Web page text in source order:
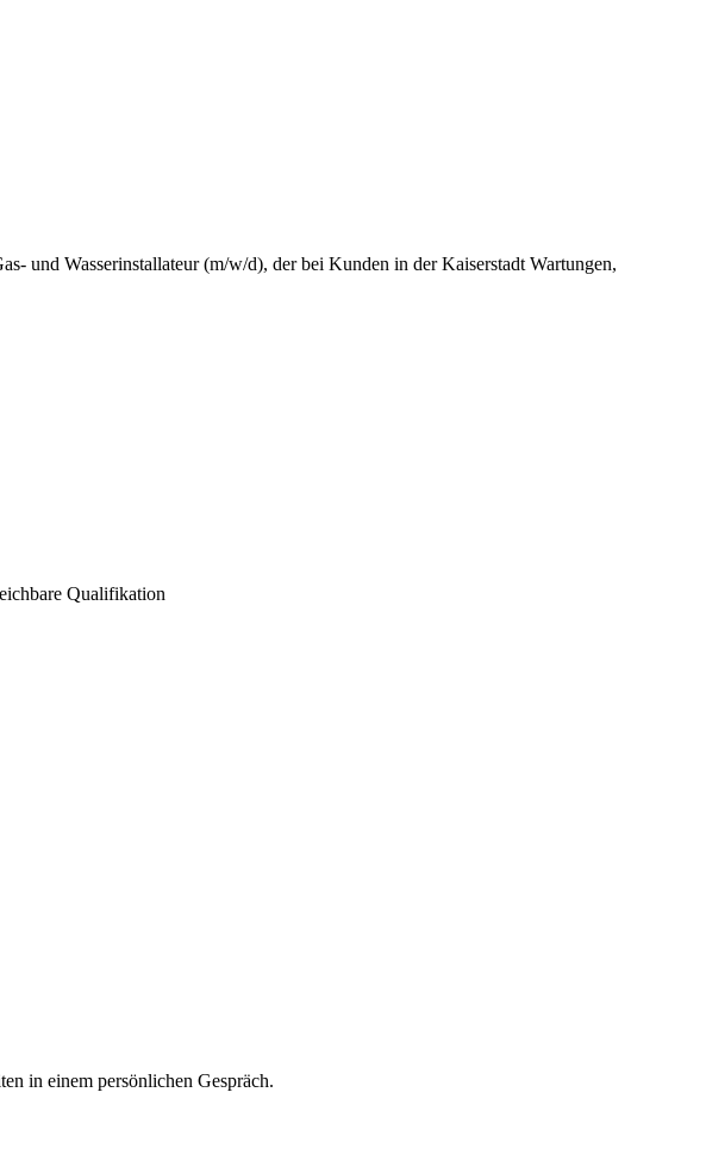
und Wasserinstallateur (m/w/d), der bei Kunden in der Kaiserstadt Wartungen,
Qualifikation
in einem persönlichen Gespräch.